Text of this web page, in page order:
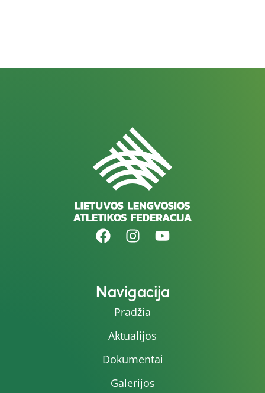
Navigacija
Pradžia
Aktualijos
Dokumentai
Galerijos